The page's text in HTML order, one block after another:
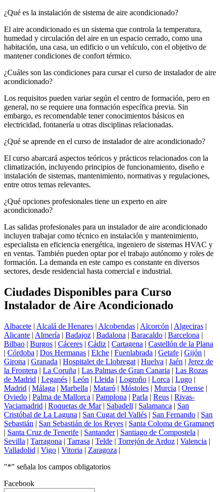
¿Qué es la instalación de sistema de aire acondicionado?
El aire acondicionado es un sistema que controla la temperatura,
humedad y circulación del aire en un espacio cerrado, como una
habitación, una casa, un edificio o un vehículo, con el objetivo de
mantener condiciones de confort térmico.
¿Cuáles son las condiciones para cursar el curso de instalador de aire
acondicionado?
Los requisitos pueden variar según el centro de formación, pero en
general, no se requiere una formación específica previa. Sin
embargo, es recomendable tener conocimientos básicos en
electricidad, fontanería u otras disciplinas relacionadas.
¿Qué se aprende en el curso de instalador de aire acondicionado?
El curso abarcará aspectos teóricos y prácticos relacionados con la
climatización, incluyendo principios de funcionamiento, diseño e
instalación de sistemas, mantenimiento, normativas y regulaciones,
entre otros temas relevantes.
¿Qué opciones profesionales tiene un experto en aire
acondicionado?
Las salidas profesionales para un instalador de aire acondicionado
incluyen trabajar como técnico en instalación y mantenimiento,
especialista en eficiencia energética, ingeniero de sistemas HVAC y
en ventas. También pueden optar por el trabajo autónomo y roles de
formación. La demanda en este campo es constante en diversos
sectores, desde residencial hasta comercial e industrial.
Ciudades Disponibles para Curso
Instalador de Aire Acondicionado
Albacete | Alcalá de Henares | Alcobendas | Alcorcón | Algeciras |
Alicante | Almería | Badajoz | Badalona | Baracaldo | Barcelona |
Bilbao | Burgos | Cáceres | Cádiz | Cartagena | Castellón de la Plana
| Córdoba | Dos Hermanas | Elche | Fuenlabrada | Getafe | Gijón |
Girona | Granada | Hospitalet de Llobregat | Huelva | Jaén | Jerez de
la Frontera | La Coruña | Las Palmas de Gran Canaria | Las Rozas
de Madrid | Leganés | León | Lleida | Logroño | Lorca | Lugo |
Madrid | Málaga | Marbella | Mataró | Móstoles | Murcia | Orense |
Oviedo | Palma de Mallorca | Pamplona | Parla | Reus | Rivas-
Vaciamadrid | Roquetas de Mar| Sabadell | Salamanca | San
Cristóbal de La Laguna | San Cugat del Vallés | San Fernando | San
Sebastián | San Sebastián de los Reyes | Santa Coloma de Gramanet
| Santa Cruz de Tenerife | Santander| Santiago de Compostela |
Sevilla | Tarragona | Tarrasa | Telde | Torrejón de Ardoz | Valencia |
Valladolid | Vigo | Vitoria | Zaragoza |
"*" señala los campos obligatorios
Facebook